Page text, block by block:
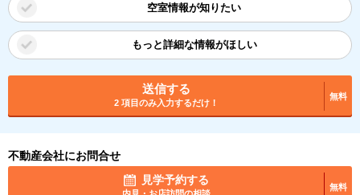
空室情報が知りたい
もっと詳細な情報がほしい
送信する
2 項目のみ入力するだけ！
無料
不動産会社にお問合せ
見学予約する
無料